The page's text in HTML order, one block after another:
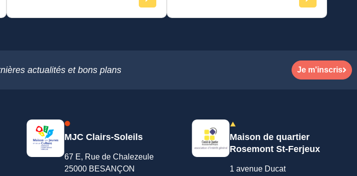
actualités et bons plans Je m'inscris
MJC Clairs-Soleils
67 E, Rue de Chalezeule
25000 BESANÇON
Maison de quartier
Rosemont St-Ferjeux
1 avenue Ducat